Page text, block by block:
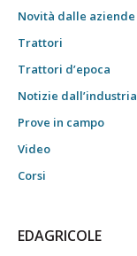
Novità dalle aziende
Trattori
Trattori d’epoca
Notizie dall’industria
Prove in campo
Video
Corsi
EDAGRICOLE